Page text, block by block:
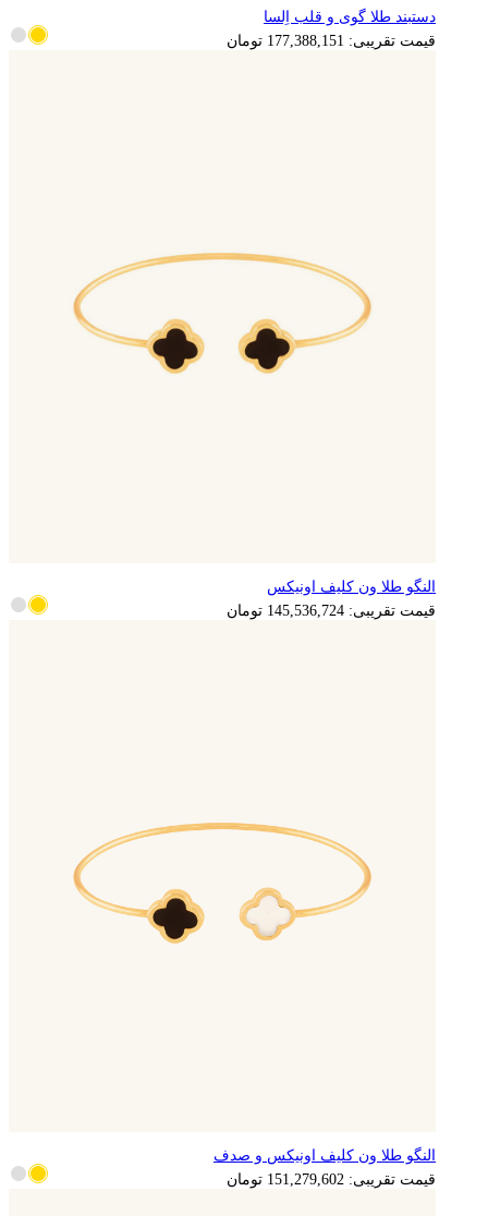
دستبند طلا گوی و قلب اِلسا
قیمت تقریبی:177,388,151 تومان
النگو طلا ون کلیف اونیکس
قیمت تقریبی:145,536,724 تومان
النگو طلا ون کلیف اونیکس و صدف
قیمت تقریبی:151,279,602 تومان